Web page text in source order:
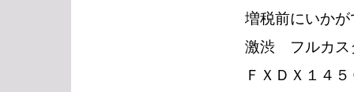
増税前にいか
激渋 フルカス
ＦＸＤＸ１４